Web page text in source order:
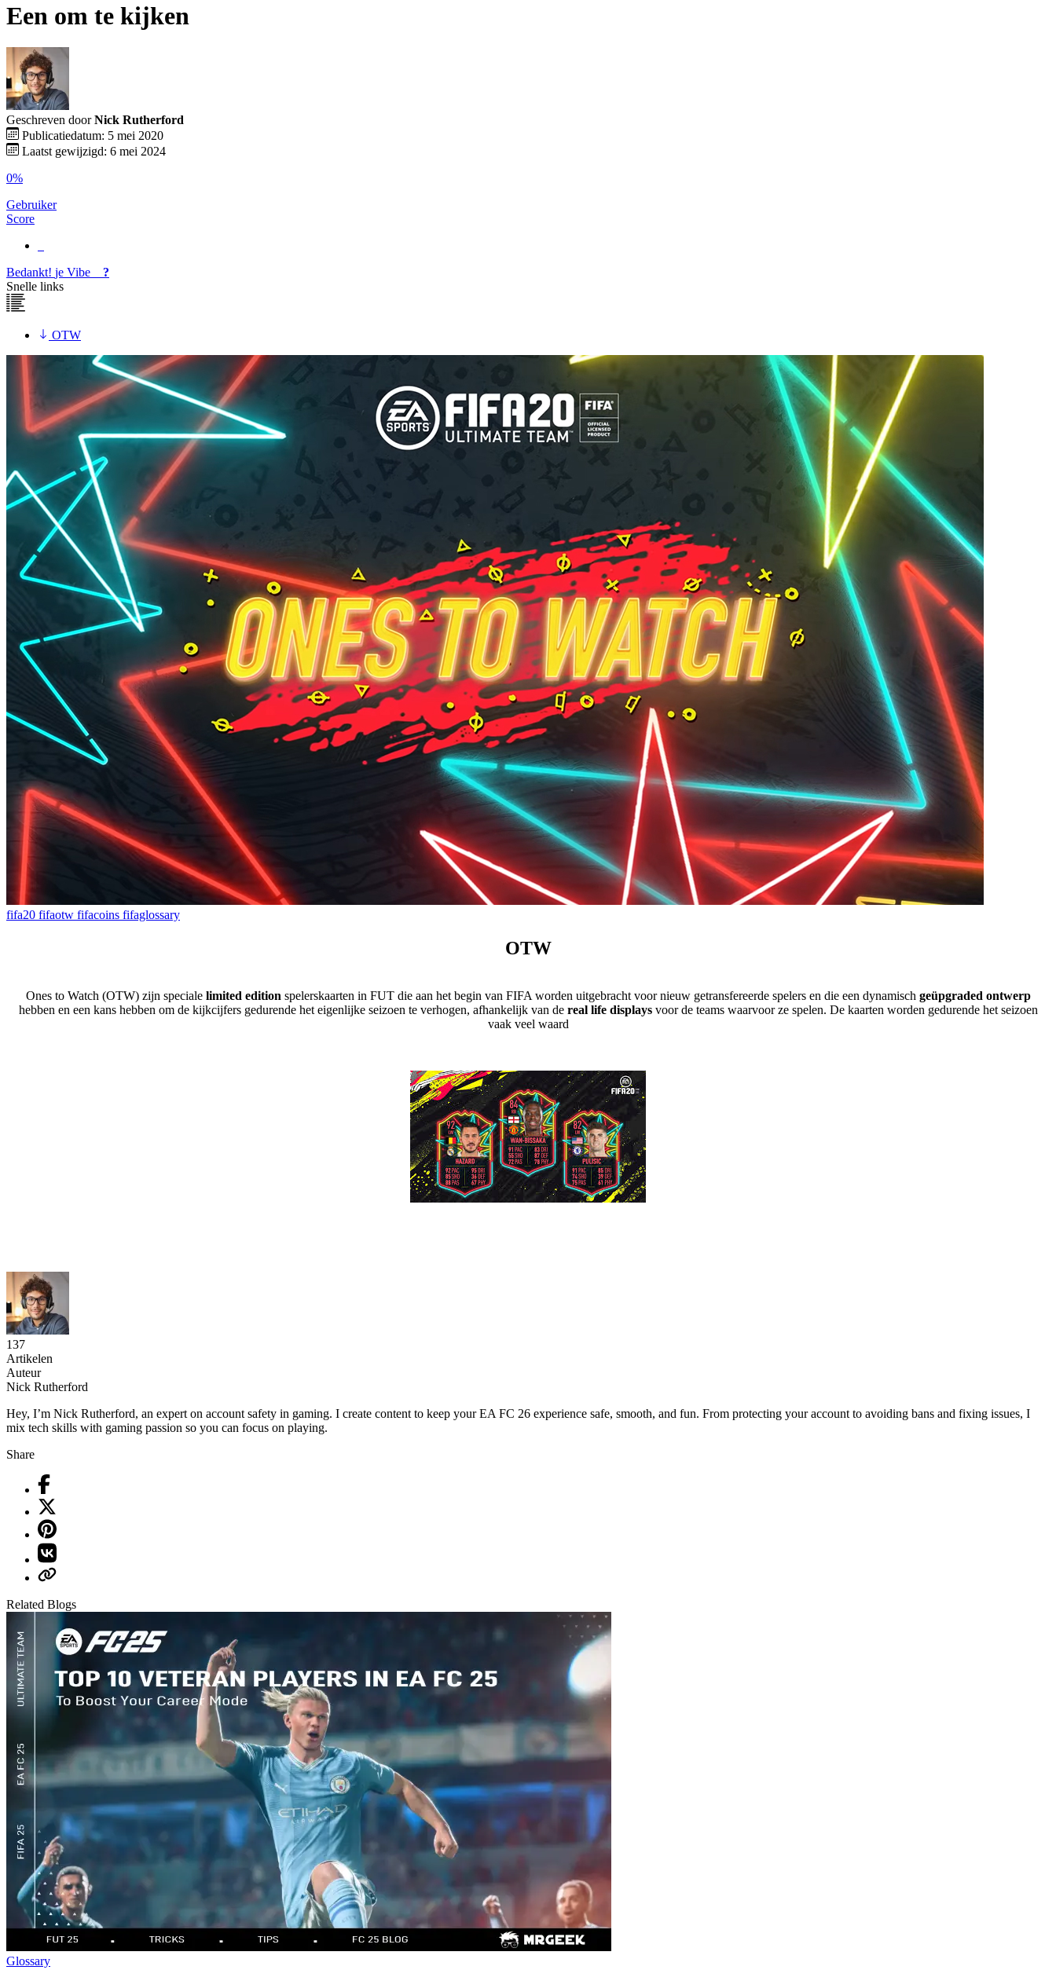
Een om te kijken
Geschreven door Nick Rutherford
Publicatiedatum: 5 mei 2020
Laatst gewijzigd: 6 mei 2024
0%
Gebruiker
Score
Bedankt! je Vibe
?
Snelle links
OTW
fifa20 fifaotw fifacoins fifaglossary
OTW
Ones to Watch (OTW) zijn speciale limited edition spelerskaarten in FUT die aan het begin van FIFA worden uitgebracht voor nieuw getransfereerde spelers en die een dynamisch geüpgraded ontwerp
hebben en een kans hebben om de kijkcijfers gedurende het eigenlijke seizoen te verhogen, afhankelijk van de real life displaysvoor de teams waarvoor ze spelen. De kaarten worden gedurende het seizoen
vaak veel waard
137
Artikelen
Auteur
Nick Rutherford
Hey, I’m Nick Rutherford, an expert on account safety in gaming. I create content to keep your EA FC 26 experience safe, smooth, and fun. From protecting your account to avoiding bans and fixing issues, I
mix tech skills with gaming passion so you can focus on playing.
Share
Related Blogs
Glossary